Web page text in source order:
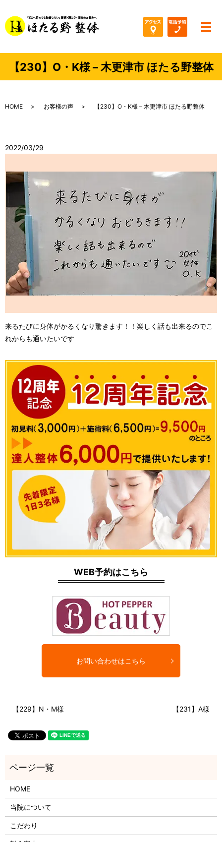
メ
【230】O・K様 – 木更津市 ほたる野整体
HOME お客様の声 【230】O・K様 – 木更津市 ほたる野整体
2022/03/29
来るたびに身体がかるくなり驚きます！！楽しく話も出来るのでこ
れからも通いたいです
WEB予約はこちら
お問い合わせはこちら
【229】N・M様 【231】A様
HOME
当院について
こだわり